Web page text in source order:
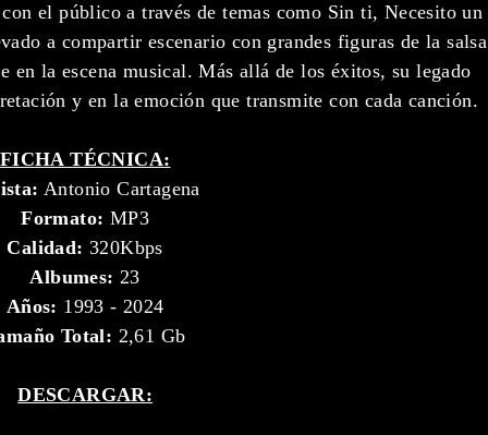
el público a través de temas como Sin ti, Necesito un
a compartir escenario con grandes figuras de la salsa
en la escena musical. Más allá de los éxitos, su legado
y en la emoción que transmite con cada canción.
FICHA TÉCNICA:
Antonio Cartagena
Formato: MP3
Calidad:320Kbps
Albumes: 23
Años: 1993 - 2024
Total: 2,61 Gb
DESCARGAR: